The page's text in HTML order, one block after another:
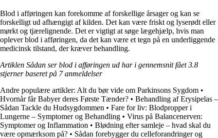
Blod i afføringen kan forekomme af forskellige årsager og kan se
forskelligt ud afhængigt af kilden. Det kan være friskt og lyserødt eller
mørkt og tjærelignende. Det er vigtigt at søge lægehjælp, hvis man
oplever blod i afføringen, da det kan være et tegn på en underliggende
medicinsk tilstand, der kræver behandling.
Artiklen Sådan ser blod i afføringen ud har i gennemsnit fået3.8
stjerner baseret på 7anmeldelser
Andre populære artikler: Alt du bør vide om Parkinsons Sygdom •
Hvornår får Babyer deres Første Tænder? • Behandling af Erysipelas –
Sådan Tackle du Hudsygdommen • Fare for liv: Blodpropper i
Lungerne – Symptomer og Behandling • Virus på Balancenerven:
Symptomer og Inflammation • Blødning efter samleje – hvad skal du
være opmærksom på? • Sådan forebygger du celleforandringer og